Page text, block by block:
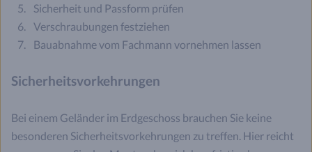
Sicherheit und Passform prüfen
Verschraubungen festziehen
Bauabnahme vom Fachmann vornehmen lassen
Sicherheitsvorkehrungen
Bei einem Geländer im Erdgeschoss brauchen Sie keine
besonderen Sicherheitsvorkehrungen zu treffen. Hier reicht